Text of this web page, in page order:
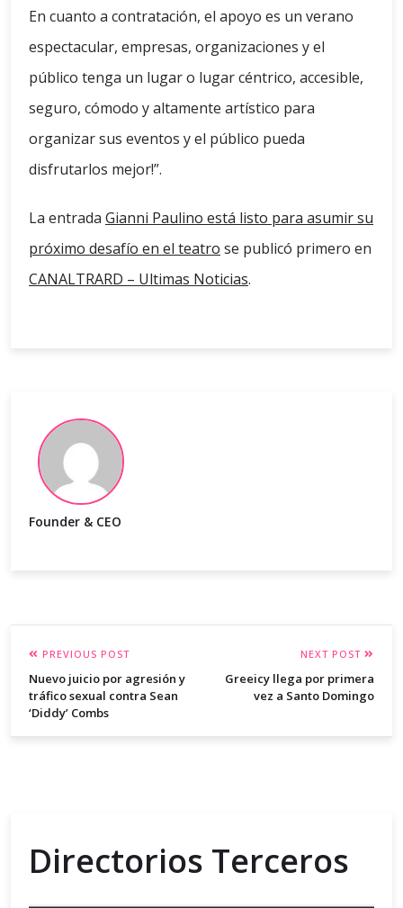
En cuanto a contratación, el apoyo es un verano
espectacular, empresas, organizaciones y el
público tenga un lugar o lugar céntrico, accesible,
seguro, cómodo y altamente artístico para
organizar sus eventos y el público pueda
disfrutarlos mejor!”.
La entrada Gianni Paulino está listo para asumir su
próximo desafío en el teatro se publicó primero en
CANALTRARD – Ultimas Noticias.
Founder & CEO
PREVIOUS POST
Nuevo juicio por agresión y
tráfico sexual contra Sean
‘Diddy’ Combs
NEXT POST
Greeicy llega por primera
vez a Santo Domingo
Directorios Terceros